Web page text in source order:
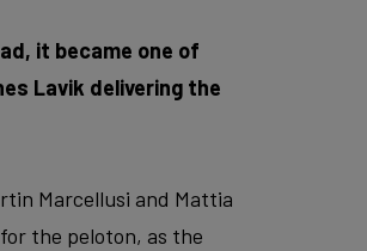
it became one of
Lavik delivering the
Marcellusi and Mattia
the peloton, as the